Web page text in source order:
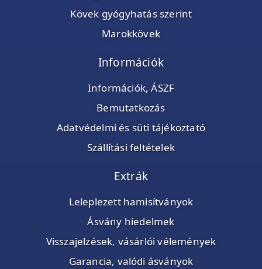
Kövek gyógyhatás szerint
Marokkövek
Információk
Információk, ÁSZF
Bemutatkozás
Adatvédelmi és süti tájékoztató
Szállítási feltételek
Extrák
Leleplezett hamisítványok
Ásvány hiedelmek
Visszajelzések, vásárlói vélemények
Garancia, valódi ásványok